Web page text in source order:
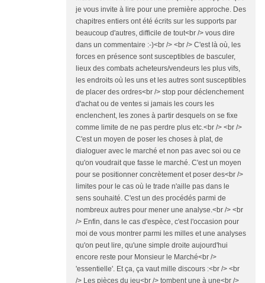
je vous invite à lire pour une première approche. Des
chapitres entiers ont été écrits sur les supports par
beaucoup d'autres, difficile de tout<br /> vous dire
dans un commentaire :-)<br /> <br /> C'est là où, les
forces en présence sont susceptibles de basculer,
lieux des combats acheteurs/vendeurs les plus vifs,
les endroits où les uns et les autres sont susceptibles
de placer des ordres<br /> stop pour déclenchement
d'achat ou de ventes si jamais les cours les
enclenchent, les zones à partir desquels on se fixe
comme limite de ne pas perdre plus etc.<br /> <br />
C'est un moyen de poser les choses à plat, de
dialoguer avec le marché et non pas avec soi ou ce
qu'on voudrait que fasse le marché. C'est un moyen
pour se positionner concrètement et poser des<br />
limites pour le cas où le trade n'aille pas dans le
sens souhaité. C'est un des procédés parmi de
nombreux autres pour mener une analyse.<br /> <br
/> Enfin, dans le cas d'espèce, c'est l'occasion pour
moi de vous montrer parmi les milles et une analyses
qu'on peut lire, qu'une simple droite aujourd'hui
encore reste pour Monsieur le Marché<br />
'essentielle'. Et ça, ça vaut mille discours :<br /> <br
/> Les pièces du jeu<br /> tombent une à une<br />